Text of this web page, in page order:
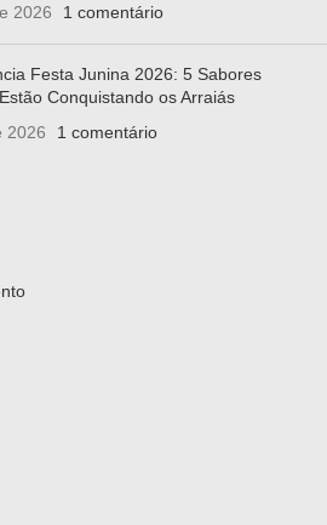
2026
1 comentário
Festa Junina 2026: 5 Sabores
Conquistando os Arraiás
2026
1 comentário